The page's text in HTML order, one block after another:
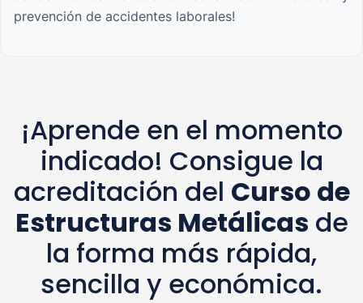
prevención de accidentes laborales!
¡Aprende en el momento
indicado! Consigue la
acreditación del Curso de
Estructuras Metálicas de
la forma más rápida,
sencilla y económica.